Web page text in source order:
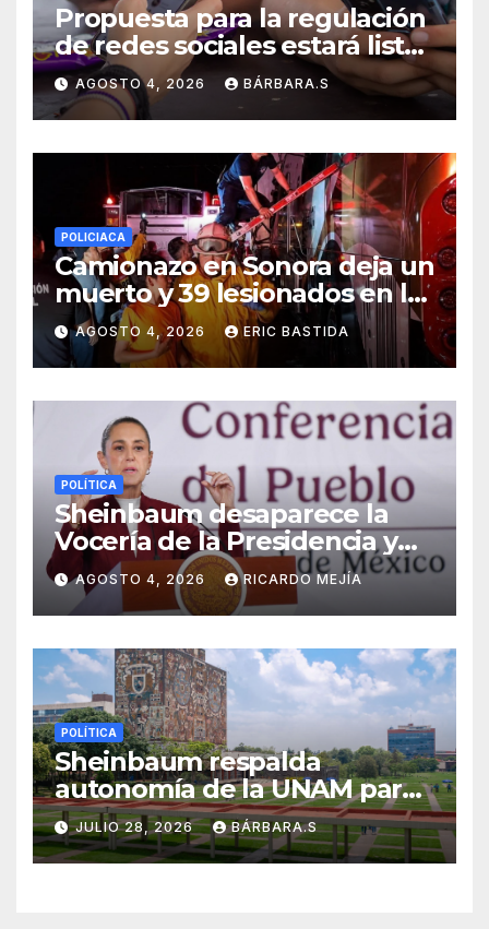
Propuesta para la regulación
de redes sociales estará lista
a finales de agosto:
Sheinbaum
AGOSTO 4, 2026 BÁRBARA.S
POLICIACA
Camionazo en Sonora deja un
muerto y 39 lesionados en la
carretera Obregón-Empalme
AGOSTO 4, 2026 ERIC BASTIDA
POLÍTICA
Sheinbaum desaparece la
Vocería de la Presidencia y
crea nueva Unidad de
Ayudantía
AGOSTO 4, 2026 RICARDO MEJÍA
POLÍTICA
Sheinbaum respalda
autonomía de la UNAM para
resolver polémica por
examen de ingreso
JULIO 28, 2026 BÁRBARA.S